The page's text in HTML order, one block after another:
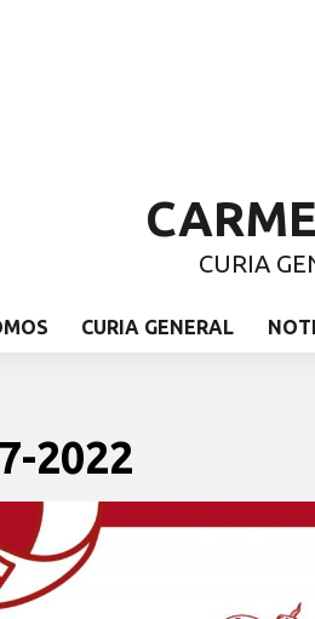
CURIA
CURIA GENERAL
2022